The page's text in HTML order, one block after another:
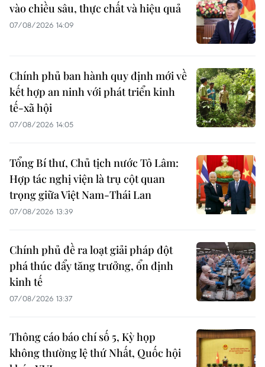
vào chiều sâu, thực chất và hiệu quả
07/08/2026 14:09
Chính phủ ban hành quy định mới về
kết hợp an ninh với phát triển kinh
tế-xã hội
07/08/2026 14:05
Tổng Bí thư, Chủ tịch nước Tô Lâm:
Hợp tác nghị viện là trụ cột quan
trọng giữa Việt Nam-Thái Lan
07/08/2026 13:39
Chính phủ đề ra loạt giải pháp đột
phá thúc đẩy tăng trưởng, ổn định
kinh tế
07/08/2026 13:37
Thông cáo báo chí số 5, Kỳ họp
không thường lệ thứ Nhất, Quốc hội